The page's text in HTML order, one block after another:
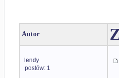
Autor
lendy
postów: 1